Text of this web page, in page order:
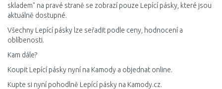
skladem" na pravé straně se zobrazí pouze Lepící pásky, které jsou
aktuálně dostupné.
Všechny Lepící pásky lze seřadit podle ceny, hodnocení a
oblíbenosti.
Kam dále?
Koupit Lepící pásky nyní na Kamody a objednat online.
Kupte si nyní pohodlně Lepící pásky na Kamody.cz.